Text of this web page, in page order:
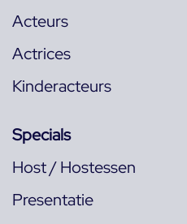
Acteurs
Actrices
Kinderacteurs
Specials
Host / Hostessen
Presentatie